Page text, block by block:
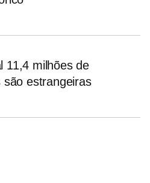
11,4 milhões de
são estrangeiras